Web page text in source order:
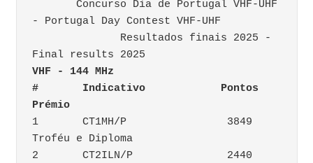
- Portugal Day Contest VHF-UHF
Final results 2025
#	Indicativo	      Pontos
Prémio
1	CT1MH/P		       3849
Troféu e Diploma
2	CT2ILN/P	       2440